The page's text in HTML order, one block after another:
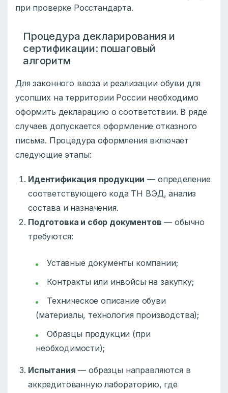
при проверке Росстандарта.
Процедура декларирования и
сертификации: пошаговый
алгоритм
Для законного ввоза и реализации обуви для
усопших на территории России необходимо
оформить декларацию о соответствии. В ряде
случаев допускается оформление отказного
письма. Процедура оформления включает
следующие этапы:
Идентификация продукции — определение
соответствующего кода ТН ВЭД, анализ
состава и назначения.
Подготовка и сбор документов — обычно
требуются:
Уставные документы компании;
Контракты или инвойсы на закупку;
Техническое описание обуви
(материалы, технология производства);
Образцы продукции (при
необходимости);
Испытания — образцы направляются в
аккредитованную лабораторию, где